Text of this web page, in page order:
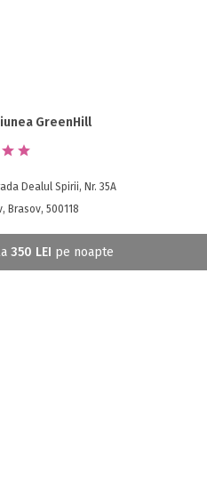
GreenHill
Dealul Spirii, Nr. 35A
Brasov, 500118
350 LEI pe noapte